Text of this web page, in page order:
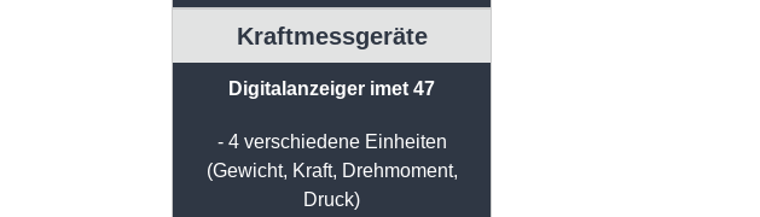
Kraftmessgeräte
Digitalanzeiger imet 47
- 4 verschiedene Einheiten
(Gewicht, Kraft, Drehmoment,
Druck)